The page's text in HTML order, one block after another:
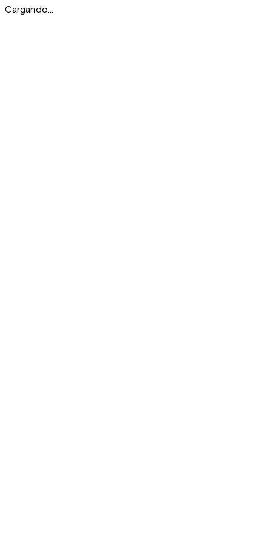
Cargando...